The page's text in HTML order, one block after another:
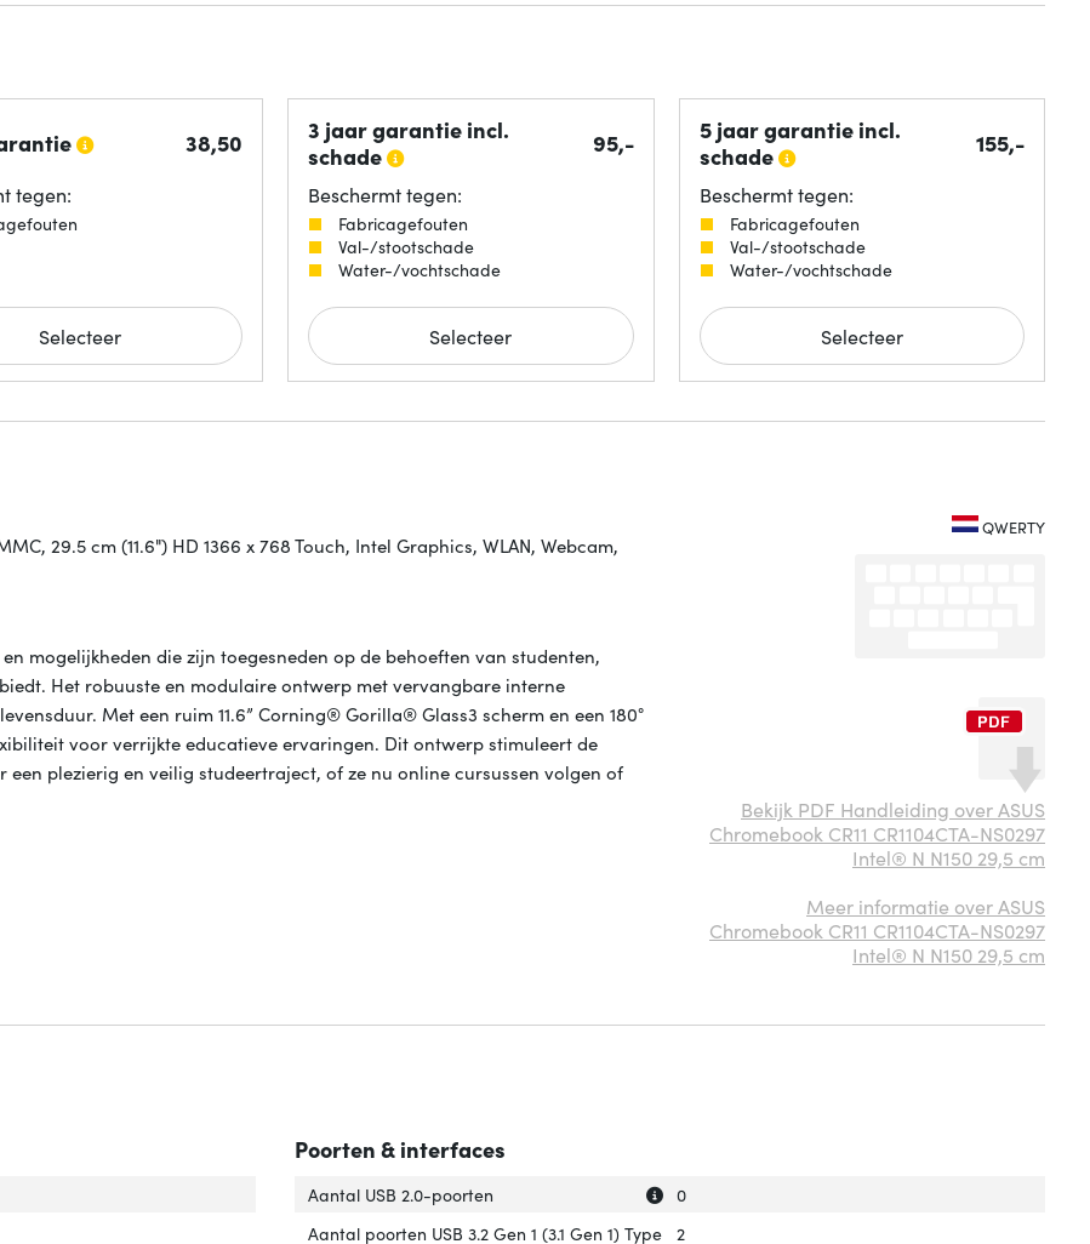
38,50
tegen:
Selecteer
3 jaar garantie incl.
schade
95,-
Beschermt tegen:
Fabricagefouten
Val-/stootschade
Water-/vochtschade
Selecteer
5 jaar garantie incl.
schade
155,-
Beschermt tegen:
Fabricagefouten
Val-/stootschade
Water-/vochtschade
Selecteer
29.5 cm (11.6") HD 1366 x 768 Touch, Intel Graphics, WLAN, Webcam,
mogelijkheden die zijn toegesneden op de behoeften van studenten,
Het robuuste en modulaire ontwerp met vervangbare interne
Met een ruim 11.6” Corning® Gorilla® Glass3 scherm en een 180°
voor verrijkte educatieve ervaringen. Dit ontwerp stimuleert de
plezierig en veilig studeertraject, of ze nu online cursussen volgen of
QWERTY
Bekijk PDF Handleiding over ASUS
Chromebook CR11 CR1104CTA-NS0297
Intel® N N150 29,5 cm
Meer informatie over ASUS
Chromebook CR11 CR1104CTA-NS0297
Intel® N N150 29,5 cm
het product'
'Kleur van het product'
'Type product'
Poorten & interfaces
Uitleg over 'Aantal USB 2.0-poorten'
Verberg uitleg over 'Aantal USB 2.0-poorten'
Aantal USB 2.0-poorten
0
Aantal poorten USB 3.2 Gen 1 (3.1 Gen 1) Type
2